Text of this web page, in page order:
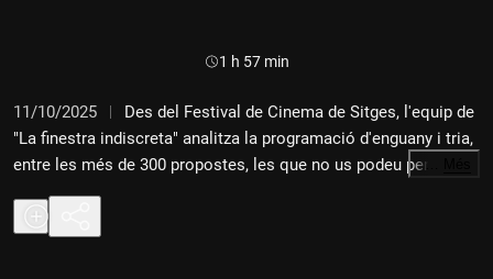
Durada:
1 h 57 min
11/10/2025
Des del Festival de Cinema de Sitges, l'equip de
"La finestra indiscreta" analitza la programació d'enguany i tria,
entre les més de 300 propostes, les que no us podeu perdre.
De pel·lícules molt esperades com el "Frankenstein" de
Guillermo del Toro a joies prometedores com "Good boy". A
més, analitzem les estrenes de pel·lícules a les sales de
…